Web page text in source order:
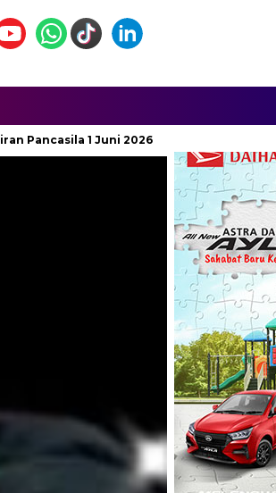
Ketua APDESI DPD Jawa Barat